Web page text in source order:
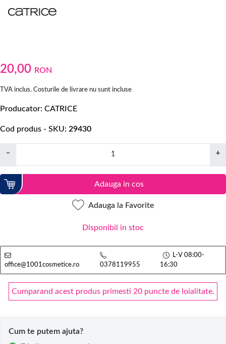
20,00 RON
TVA inclus. Costurile de livrare nu sunt incluse
Producator CATRICE
Cod produs - SKU 29430
− +
Adauga in cos
Adauga la Favorite
Disponibil in stoc
office@1001cosmetice.ro 0378119955
L-V 08:00-
16:30
Cumparand acest produs primesti 20 puncte de loialitate.
Cum te putem ajuta?